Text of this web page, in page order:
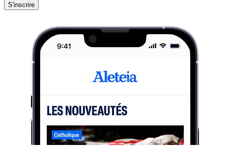
S'inscrire